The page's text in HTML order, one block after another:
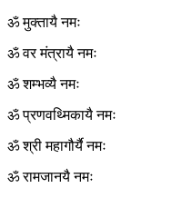
ॐ मुक्तायै नमः
ॐ वर मंत्रायै नमः
ॐ शम्भव्यै नमः
ॐ प्रणवथ्मिकायै नमः
ॐ श्री महागौर्यै नमः
ॐ रामजानयै नमः